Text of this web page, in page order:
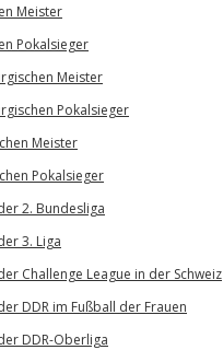
Meister
Pokalsieger
Meister
Pokalsieger
Meister
Pokalsieger
2. Bundesliga
3. Liga
Challenge League in der Schweiz
DDR im Fußball der Frauen
DDR-Oberliga